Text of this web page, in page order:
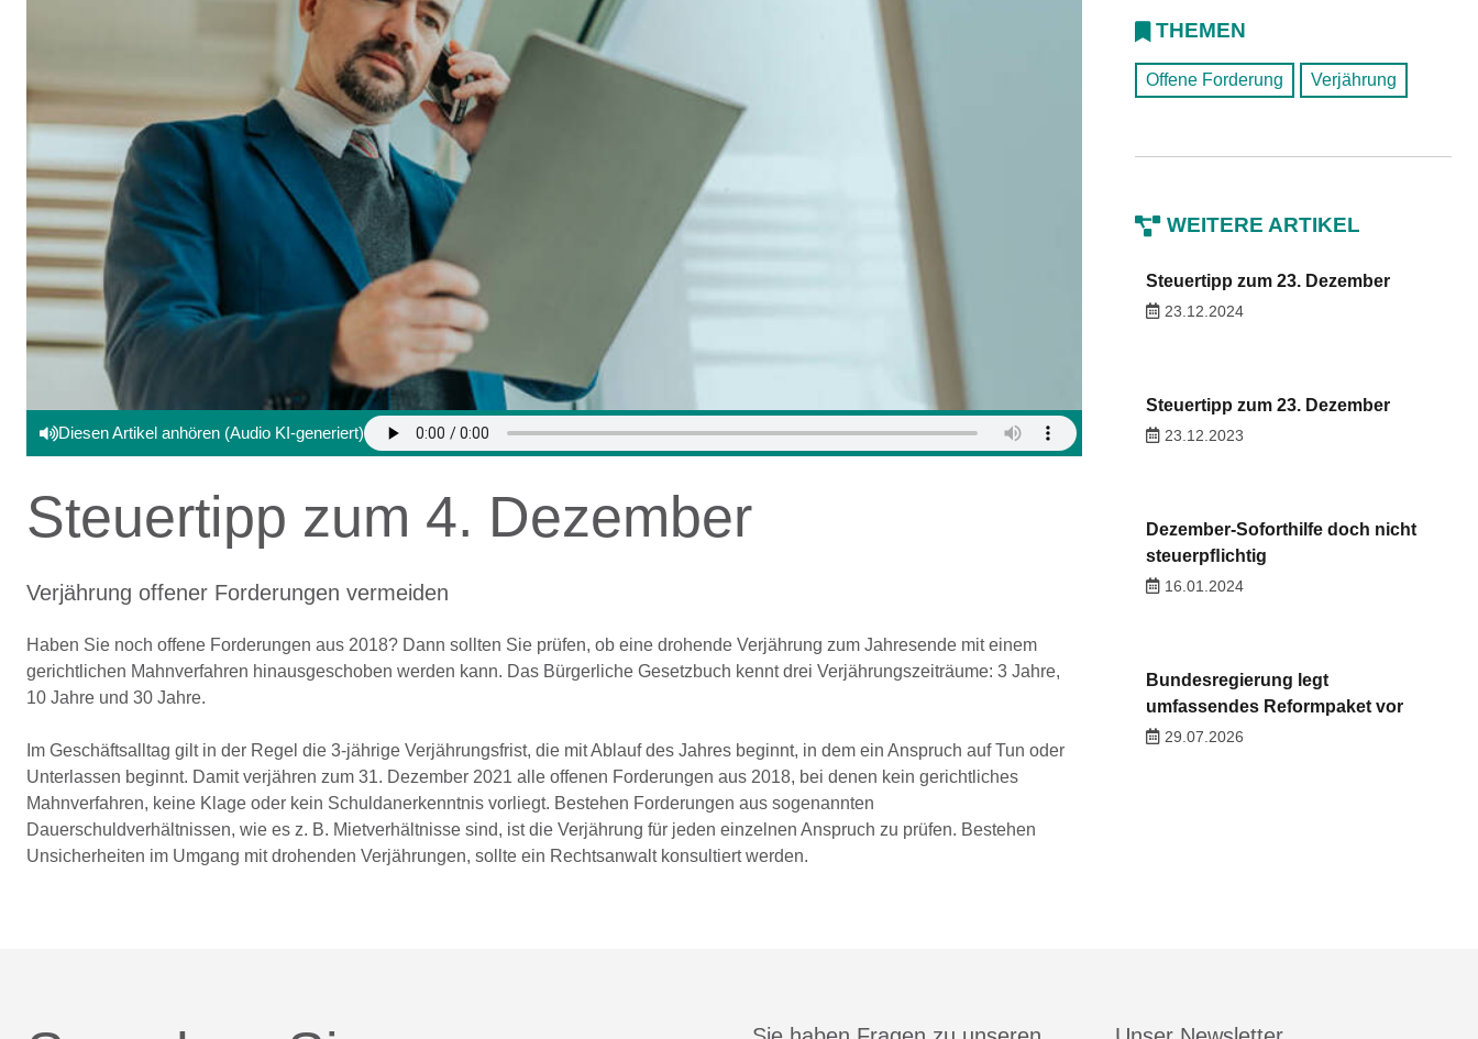
Diesen Artikel anhören (Audio KI-generiert)
Steuertipp zum 4. Dezember
Verjährung offener Forderungen vermeiden
Haben Sie noch offene Forderungen aus 2018? Dann sollten Sie prüfen, ob eine drohende Verjährung zum Jahresende mit einem
gerichtlichen Mahnverfahren hinausgeschoben werden kann. Das Bürgerliche Gesetzbuch kennt drei Verjährungszeiträume: 3 Jahre,
10 Jahre und 30 Jahre.
Im Geschäftsalltag gilt in der Regel die 3-jährige Verjährungsfrist, die mit Ablauf des Jahres beginnt, in dem ein Anspruch auf Tun oder
Unterlassen beginnt. Damit verjähren zum 31. Dezember 2021 alle offenen Forderungen aus 2018, bei denen kein gerichtliches
Mahnverfahren, keine Klage oder kein Schuldanerkenntnis vorliegt. Bestehen Forderungen aus sogenannten
Dauerschuldverhältnissen, wie es z. B. Mietverhältnisse sind, ist die Verjährung für jeden einzelnen Anspruch zu prüfen. Bestehen
Unsicherheiten im Umgang mit drohenden Verjährungen, sollte ein Rechtsanwalt konsultiert werden.
THEMEN
Offene Forderung Verjährung
WEITERE ARTIKEL
Steuertipp zum 23. Dezember
23.12.2024
Steuertipp zum 23. Dezember
23.12.2023
Dezember-Soforthilfe doch nicht
steuerpﬂichtig
16.01.2024
Bundesregierung legt
umfassendes Reformpaket vor
29.07.2026